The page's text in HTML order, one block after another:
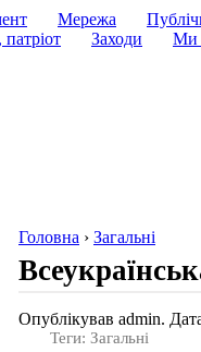
Мережа
Заходи
Ми
Головна › Загальні
Опублікував admin.
Теги: Загальні